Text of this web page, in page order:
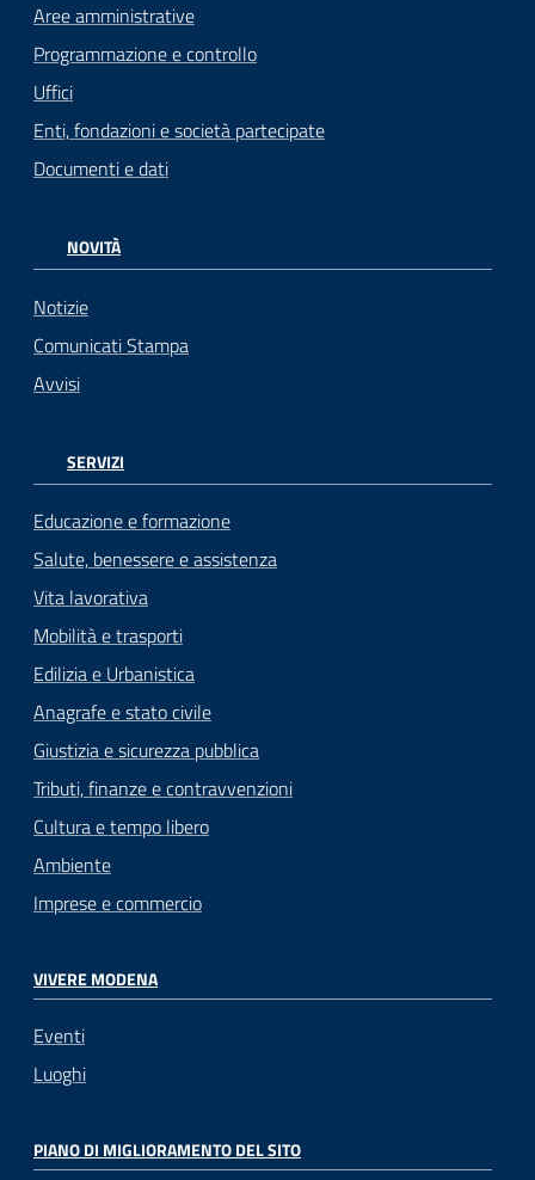
Aree amministrative
Programmazione e controllo
Uffici
Enti, fondazioni e società partecipate
Documenti e dati
NOVITÀ
Notizie
Comunicati Stampa
Avvisi
SERVIZI
Educazione e formazione
Salute, benessere e assistenza
Vita lavorativa
Mobilità e trasporti
Edilizia e Urbanistica
Anagrafe e stato civile
Giustizia e sicurezza pubblica
Tributi, finanze e contravvenzioni
Cultura e tempo libero
Ambiente
Imprese e commercio
VIVERE MODENA
Eventi
Luoghi
PIANO DI MIGLIORAMENTO DEL SITO